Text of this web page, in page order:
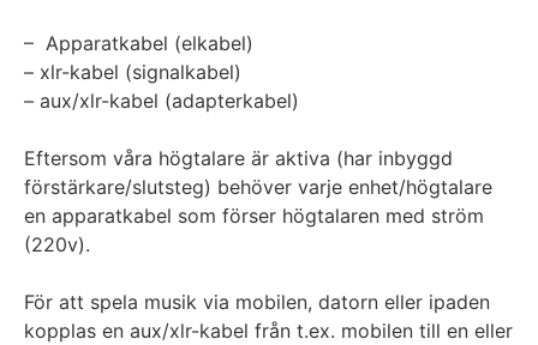
– Apparatkabel (elkabel)
– xlr-kabel (signalkabel)
– aux/xlr-kabel (adapterkabel)
Eftersom våra högtalare är aktiva (har inbyggd
förstärkare/slutsteg) behöver varje enhet/högtalare
en apparatkabel som förser högtalaren med ström
(220v).
För att spela musik via mobilen, datorn eller ipaden
kopplas en aux/xlr-kabel från t.ex. mobilen till en eller